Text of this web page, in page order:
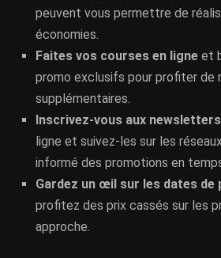
peuvent vous permettre de
économies.
Faites vos courses en ligne et
promo exclusifs pour profiter de
supplémentaires.
Inscrivez-vous aux newsletters
ligne et suivez-les sur les
informé des promotions en
Gardez un œil sur les dates de
profitez des prix cassés sur les
approche.